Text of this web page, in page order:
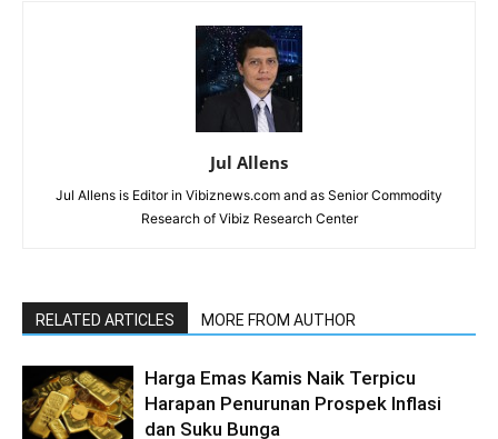
Jul Allens
Jul Allens is Editor in Vibiznews.com and as Senior Commodity
Research of Vibiz Research Center
RELATED ARTICLES MORE FROM AUTHOR
Harga Emas Kamis Naik Terpicu
Harapan Penurunan Prospek Inflasi
dan Suku Bunga